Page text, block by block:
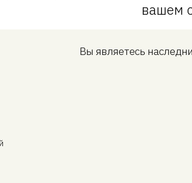
вашем
Вы являетесь